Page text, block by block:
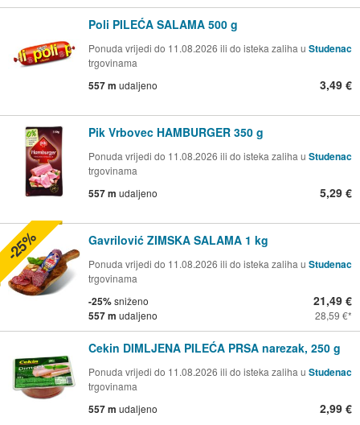
Poli PILEĆA SALAMA 500 g
Ponuda vrijedi do 11.08.2026 ili do isteka zaliha u Studenac
trgovinama
557 m udaljeno 3,49 €
Pik Vrbovec HAMBURGER 350 g
Ponuda vrijedi do 11.08.2026 ili do isteka zaliha u Studenac
trgovinama
557 m udaljeno 5,29 €
Gavrilović ZIMSKA SALAMA 1 kg
Ponuda vrijedi do 11.08.2026 ili do isteka zaliha u Studenac
trgovinama
-25%sniženo
557 m udaljeno
21,49 €
28,59 €
-25%
Cekin DIMLJENA PILEĆA PRSA narezak, 250 g
Ponuda vrijedi do 11.08.2026 ili do isteka zaliha u Studenac
trgovinama
557 m udaljeno 2,99 €